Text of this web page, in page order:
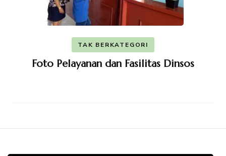
TAK BERKATEGORI
Foto Pelayanan dan Fasilitas Dinsos